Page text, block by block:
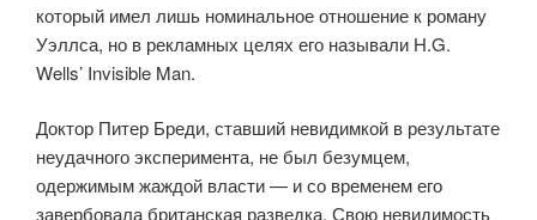
который имел лишь номинальное отношение к роману
Уэллса, но в рекламных целях его называли H.G.
Wells’ Invisible Man.
Доктор Питер Бреди, ставший невидимкой в результате
неудачного эксперимента, не был безумцем,
одержимым жаждой власти — и со временем его
завербовала британская разведка. Свою невидимость